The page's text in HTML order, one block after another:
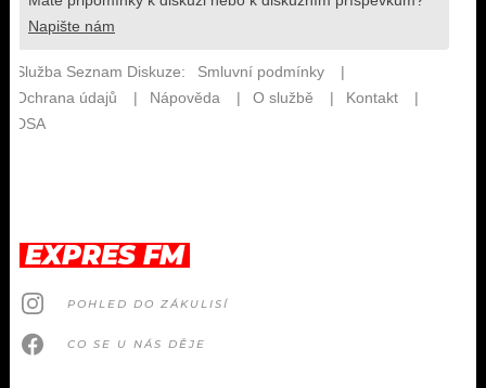
EXPRES FM
POHLED DO ZÁKULISÍ
CO SE U NÁS DĚJE